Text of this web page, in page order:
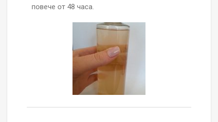
повече от 48 часа.